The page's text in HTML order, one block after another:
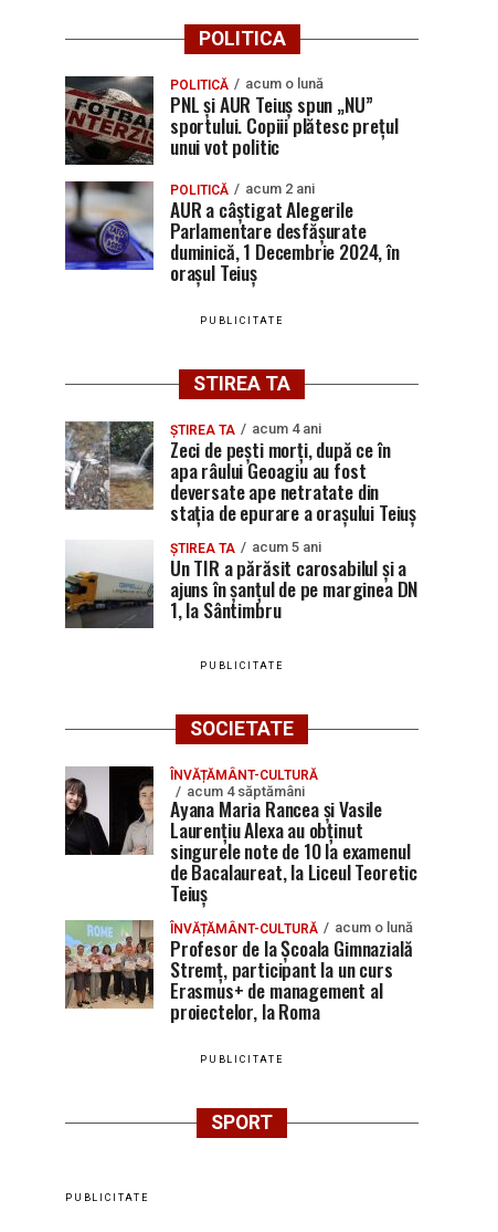
POLITICA
POLITICĂ acum o lună
PNL și AUR Teiuș spun „NU”
sportului. Copiii plătesc prețul
unui vot politic
POLITICĂ acum 2 ani
AUR a câștigat Alegerile
Parlamentare desfășurate
duminică, 1 Decembrie 2024, în
orașul Teiuș
PUBLICITATE
STIREA TA
ȘTIREA TA acum 4 ani
Zeci de pești morți, după ce în
apa râului Geoagiu au fost
deversate ape netratate din
stația de epurare a orașului Teiuș
ȘTIREA TA acum 5 ani
Un TIR a părăsit carosabilul și a
ajuns în șanțul de pe marginea DN
1, la Sântimbru
PUBLICITATE
SOCIETATE
ÎNVĂȚĂMÂNT-CULTURĂ
acum 4 săptămâni
Ayana Maria Rancea și Vasile
Laurențiu Alexa au obținut
singurele note de 10 la examenul
de Bacalaureat, la Liceul Teoretic
Teiuș
ÎNVĂȚĂMÂNT-CULTURĂ acum o lună
Profesor de la Școala Gimnazială
Stremț, participant la un curs
Erasmus+ de management al
proiectelor, la Roma
PUBLICITATE
SPORT
PUBLICITATE